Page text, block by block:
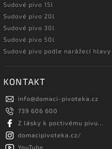
Sudové pivo 15l
Sudové pivo 20l
Sudové pivo 30l
Sudové pivo 50l
Sudové pivo podle narážecí hlavy
KONTAKT
info@domaci-pivoteka.cz
739 606 600
Z lásky k poctivému pivu...
domacipivoteka.cz/
YouTube